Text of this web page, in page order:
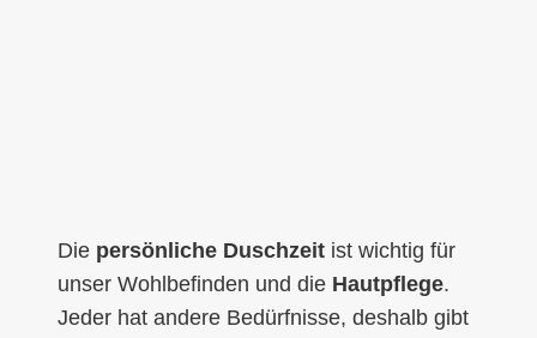
Die persönliche Duschzeit ist wichtig für
unser Wohlbefinden und die Hautpflege.
Jeder hat andere Bedürfnisse, deshalb gibt